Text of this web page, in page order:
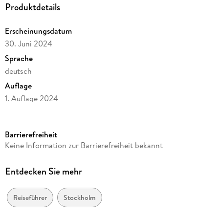
Postkarten der jeweiligen Destination - als Urlaubserinnerung
Produktdetails
Erscheinungsdatum
30. Juni 2024
Sprache
deutsch
Auflage
1. Auflage 2024
Reihe
Autor/Autorin
Verlag/Hersteller
Vista Point Verlag GmbH
Barrierefreiheit
Keine Information zur Barrierefreiheit bekannt
Entdecken Sie mehr
Reiseführer Stockholm